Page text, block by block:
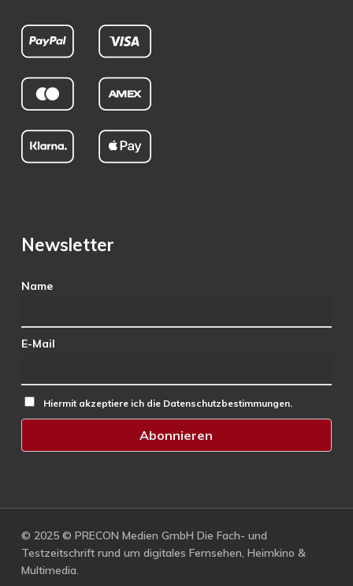
Newsletter
Name
E-Mail
Hiermit akzeptiere ich die Datenschutzbestimmungen.
© 2025 © PRECON Medien GmbH Die Fach- und
Testzeitschrift rund um digitales Fernsehen, Heimkino &
Multimedia.